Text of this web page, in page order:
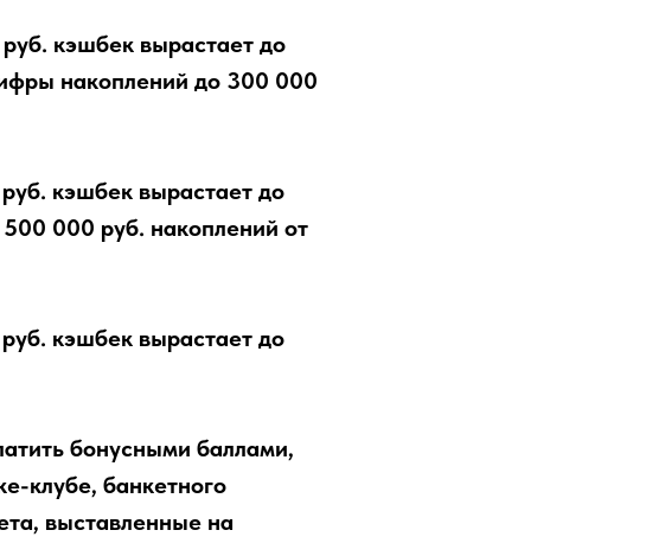
кэшбек вырастает до
накоплений до 300 000
кэшбек вырастает до
000 руб. накоплений от
кэшбек вырастает до
бонусными баллами,
клубе, банкетного
выставленные на